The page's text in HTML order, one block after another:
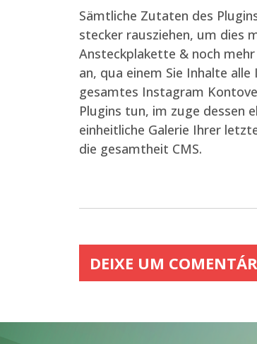
Sämtliche Zutaten des
stecker rausziehen, um dies
Ansteckplakette & noch
an, qua einem Sie Inhalte
gesamtes Instagram
Plugins tun, im zuge dessen
einheitliche Galerie Ihrer
die gesamtheit CMS.
DEIXE UM